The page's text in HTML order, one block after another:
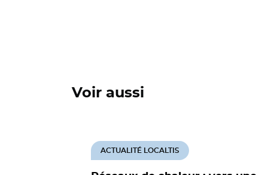
Voir aussi
ACTUALITÉ LOCALTIS